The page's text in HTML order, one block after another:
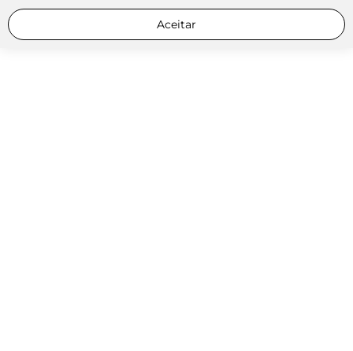
Aceitar